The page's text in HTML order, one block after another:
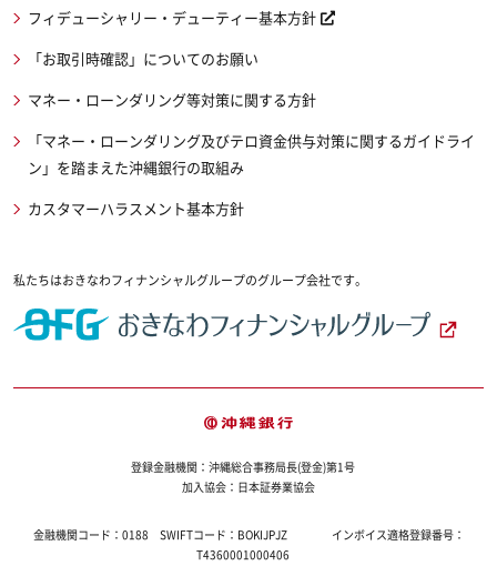
私たちはおきなわフィナンシャルグループのグループ会社です。
フィデューシャリー・デューティー基本方針
「お取引時確認」についてのお願い
マネー・ローンダリング等対策に関する方針
「マネー・ローンダリング及びテロ資金供与対策に関するガイドライ
ン」を踏まえた沖縄銀行の取組み
カスタマーハラスメント基本方針
登録金融機関：沖縄総合事務局長(登金)第1号
加入協会：日本証券業協会
金融機関コード： 0188 SWIFTコード： BOKIJPJZ
インボイス適格登録番号：
T4360001000406